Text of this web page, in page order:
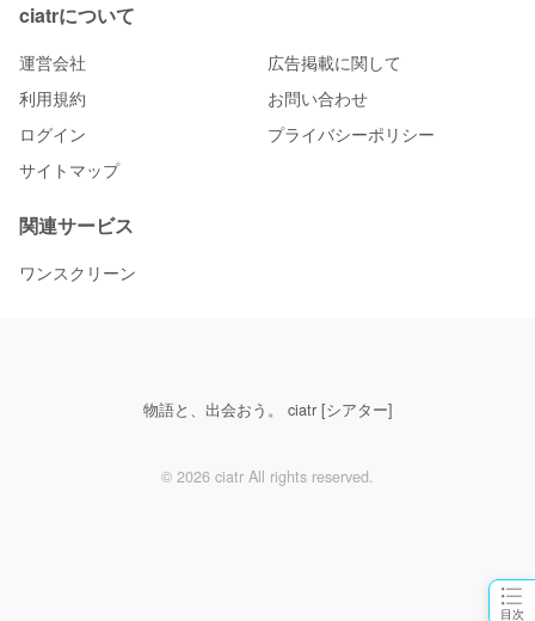
目次
ciatrについて
運営会社
広告掲載に関して
利用規約
お問い合わせ
ログイン
プライバシーポリシー
サイトマップ
関連サービス
ワンスクリーン
物語と、出会おう。 ciatr [シアター]
© 2026 ciatr All rights reserved.